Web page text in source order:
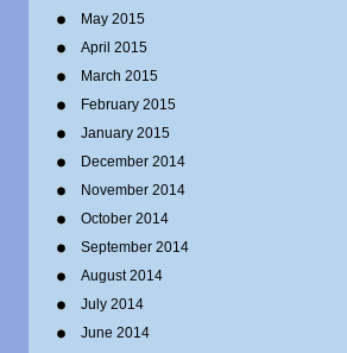
May 2015
April 2015
March 2015
February 2015
January 2015
December 2014
November 2014
October 2014
September 2014
August 2014
July 2014
June 2014